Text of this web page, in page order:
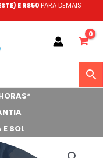
E R$50 PARA DEMAIS
SOL